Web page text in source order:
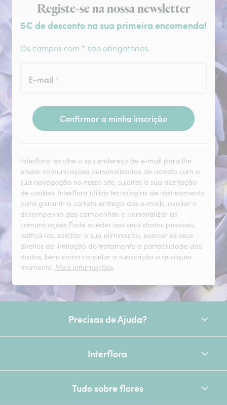
Subscrição da newsletter
Registe-se na nossa newsletter
5€ de desconto na sua primeira encomenda!
Os campos com * são obrigatórios.
E-mail *
Confirmar a minha inscrição
Interflora recolhe o seu endereço de e‑mail para lhe
enviar comunicações personalizadas de acordo com a
sua navegação no nosso site, sujeitas à sua aceitação
de cookies. Interflora utiliza tecnologias de rastreamento
para garantir a correta entrega dos e‑mails, avaliar o
desempenho das campanhas e personalizar as
comunicações.Pode aceder aos seus dados pessoais,
retificá‑los, solicitar a sua eliminação, exercer os seus
direitos de limitação do tratamento e portabilidade dos
dados, bem como cancelar a subscrição a qualquer
momento. Mais informações.
Precisas de Ajuda?
Interflora
Tudo sobre flores